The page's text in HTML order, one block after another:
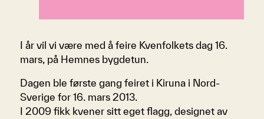
I år vil vi være med å feire Kvenfolkets dag 16.
mars, på Hemnes bygdetun.
Dagen ble første gang feiret i Kiruna i Nord-
Sverige for 16. mars 2013.
I 2009 fikk kvener sitt eget flagg, designet av